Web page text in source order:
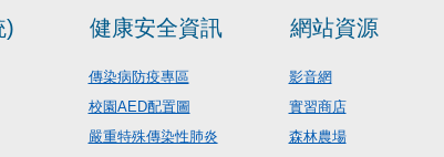
) 健康安全資訊
傳染病防疫專區
校園AED配置圖
嚴重特殊傳染性肺炎
網站資源
影音網
實習商店
森林農場